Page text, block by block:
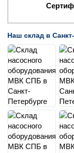
Наш склад в